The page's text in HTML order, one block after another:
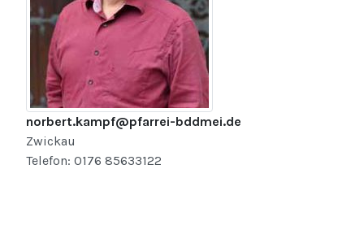
norbert.kampf@pfarrei-bddmei.de
Zwickau
Telefon: 0176 85633122